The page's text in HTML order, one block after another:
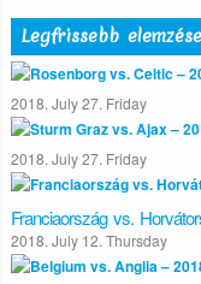
Legfrissebb
2018. July 27. Friday
2018. July 27. Friday
Franciaország vs.
2018. July 12. Thursday